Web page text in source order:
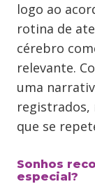
logo ao
rotina de
cérebro
relevante.
uma
registrados,
que se
Sonhos
especial?